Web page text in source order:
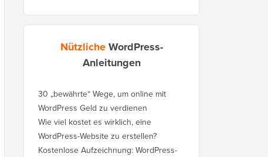
NützlicheWordPress-
Anleitungen
30 „bewährte“ Wege, um online mit
WordPress Geld zu verdienen
Wie viel kostet es wirklich, eine
WordPress-Website zu erstellen?
Kostenlose Aufzeichnung: WordPress-